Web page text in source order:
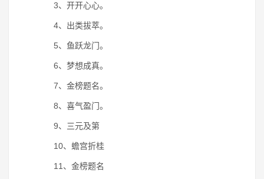
3、开开心心。
4、出类拔萃。
5、鱼跃龙门。
6、梦想成真。
7、金榜题名。
8、喜气盈门。
9、三元及第
10、蟾宫折桂
11、金榜题名